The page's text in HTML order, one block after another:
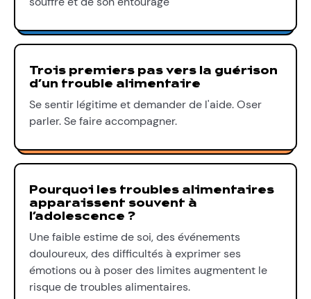
Trois premiers pas vers la guérison
d’un trouble alimentaire
Se sentir légitime et demander de l'aide. Oser
parler. Se faire accompagner.
Pourquoi les troubles alimentaires
apparaissent souvent à
l’adolescence ?
Une faible estime de soi, des événements
douloureux, des difficultés à exprimer ses
émotions ou à poser des limites augmentent le
risque de troubles alimentaires.